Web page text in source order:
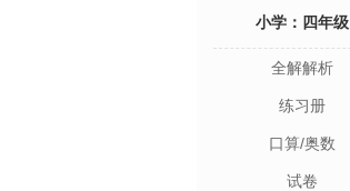
小学：四年级
全解解析
练习册
口算/奥数
试卷